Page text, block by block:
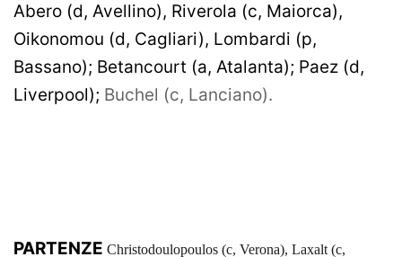
Abero (d, Avellino), Riverola (c, Maiorca),
Oikonomou (d, Cagliari), Lombardi (p,
Bassano); Betancourt (a, Atalanta); Paez (d,
Liverpool); Buchel (c, Lanciano).
PARTENZE Christodoulopoulos (c, Verona), Laxalt (c,